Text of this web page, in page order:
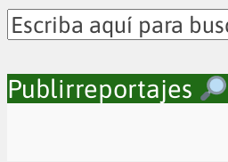
Publirreportajes